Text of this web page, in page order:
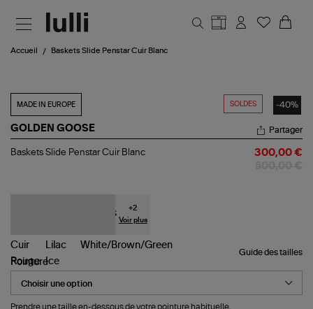
Accueil Baskets Slide Penstar Cuir Blanc
SOLDES -40%
MADE IN EUROPE
GOLDEN GOOSE
Baskets
Partager
Baskets Slide Penstar Cuir Blanc 300,00 €
+2
Voir plus
Guide des tailles
Pointure
Prendre une taille en-dessous de votre pointure habituelle.